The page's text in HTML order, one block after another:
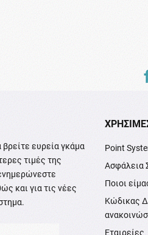
ευρεία γκάμα
τιμές της
και για τις νέες
Point
Ασφάλεια
Ποιοι
Κώδικας
Εταιρείες